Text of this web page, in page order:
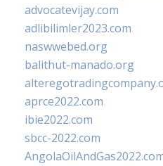
advocatevijay.com
adlibilimler2023.com
naswwebed.org
balithut-manado.org
aprce2022.com
ibie2022.com
sbcc-2022.com